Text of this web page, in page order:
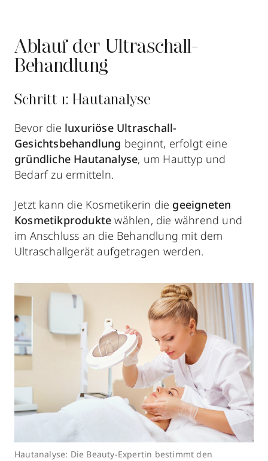
Ablauf der Ultraschall-
Behandlung
Schritt 1: Hautanalyse
Bevor die luxuriöse Ultraschall-
Gesichtsbehandlung beginnt, erfolgt eine
gründliche Hautanalyse, um Hauttyp und
Bedarf zu ermitteln.
Jetzt kann die Kosmetikerin die geeigneten
Kosmetikprodukte wählen, die während und
im Anschluss an die Behandlung mit dem
Ultraschallgerät aufgetragen werden.
Hautanalyse: Die Beauty-Expertin bestimmt den